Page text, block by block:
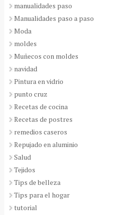
manualidades paso
Manualidades paso a paso
Moda
moldes
Muñecos con moldes
navidad
Pintura en vidrio
punto cruz
Recetas de cocina
Recetas de postres
remedios caseros
Repujado en aluminio
Salud
Tejidos
Tips de belleza
Tips para el hogar
tutorial